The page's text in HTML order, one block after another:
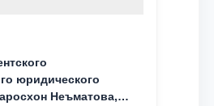
юридического
Неъматова,